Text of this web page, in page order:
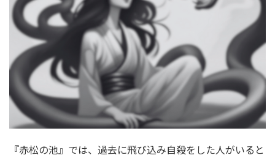
『赤松の池』では、過去に飛び込み自殺をした人がいると